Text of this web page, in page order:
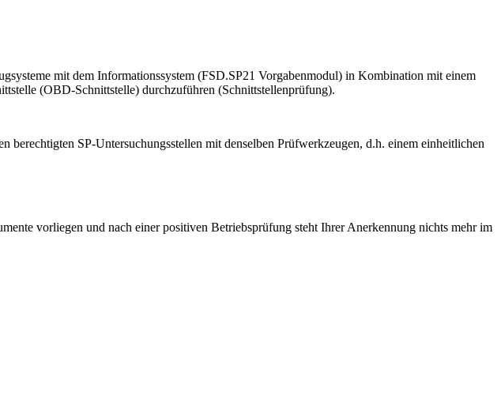
mit dem Informationssystem (FSD.SP21 Vorgabenmodul) in Kombination mit einem
(OBD-Schnittstelle) durchzuführen (Schnittstellenprüfung).
SP-Untersuchungsstellen mit denselben Prüfwerkzeugen, d.h. einem einheitlichen
vorliegen und nach einer positiven Betriebsprüfung steht Ihrer Anerkennung nichts mehr im